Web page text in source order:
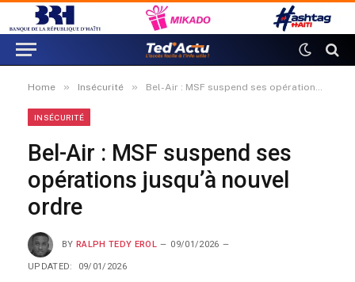
Home » Insécurité » Bel-Air : MSF suspend ses opérations jusqu’à nouvel ordre
INSÉCURITÉ
Bel-Air : MSF suspend ses
opérations jusqu’à nouvel
ordre
BY RALPH TEDY EROL 09/01/2026
UPDATED: 09/01/2026